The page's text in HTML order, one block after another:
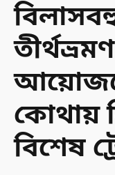
কোথায়
বিশেষ